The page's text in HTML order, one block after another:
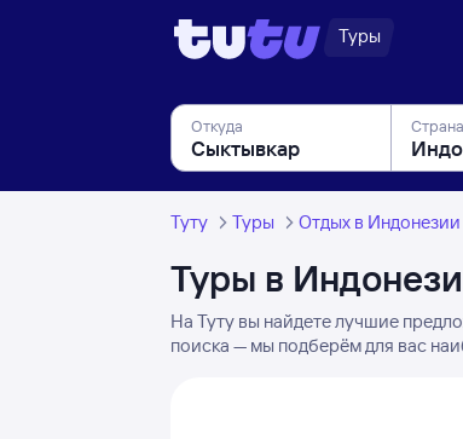
Туры
Откуда
Туту Туры Отдых в Индонезии
Туры в
На Туту вы найдете лучшие
поиска — мы подберём для вас